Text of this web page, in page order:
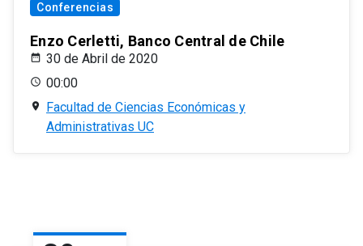
Conferencias
Enzo Cerletti, Banco Central de Chile
30 de Abril de 2020
00:00
Facultad de Ciencias Económicas y
Administrativas UC